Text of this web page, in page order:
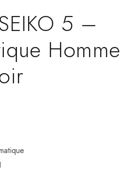
5 –
Homme